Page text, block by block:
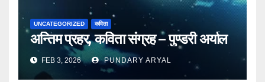
UNCATEGORIZED कविता
अन्तिम प्रहर, कविता संग्रह – पुण्डरी अर्याल
FEB 3, 2026 PUNDARY ARYAL